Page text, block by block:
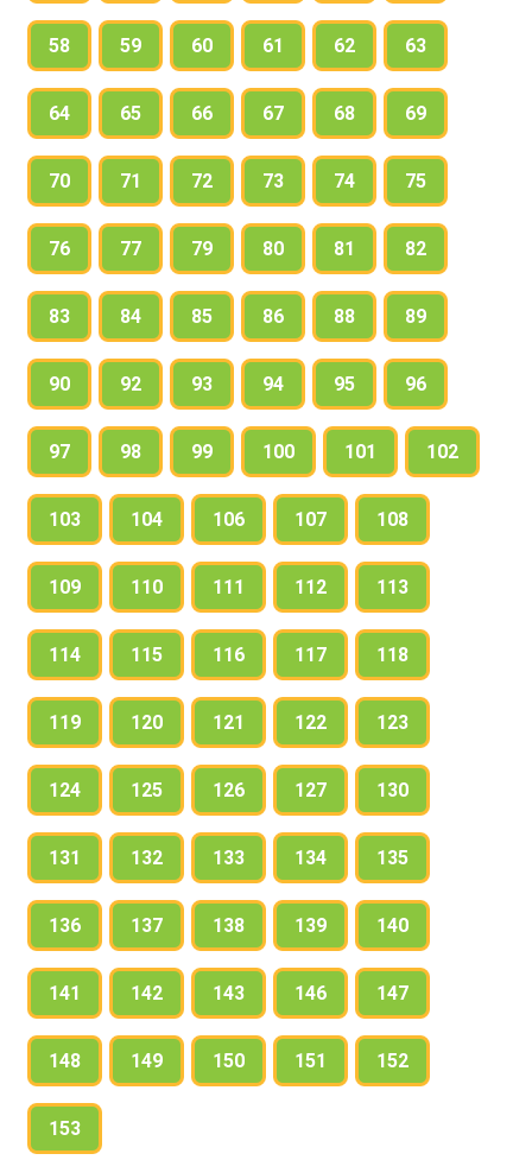
58 59 60 61 62 63
64 65 66 67 68 69
70 71 72 73 74 75
76 77 79 80 81 82
83 84 85 86 88 89
90 92 93 94 95 96
97 98 99 100 101 102
103 104 106 107 108
109 110 111 112 113
114 115 116 117 118
119 120 121 122 123
124 125 126 127 130
131 132 133 134 135
136 137 138 139 140
141 142 143 146 147
148 149 150 151 152
153